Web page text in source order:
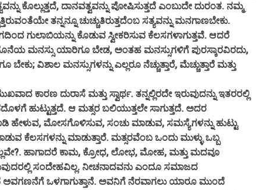
ಕೊಲ್ಲುತ್ತದೆ, ದಾನವತ್ವವನ್ನು ಪೋಷಿಸುತ್ತದೆ ಎಂಬುದೇ ದುರಂತ. ನಮ್ಮ
ತನ್ನನ್ನೂ ಚುಚ್ಚುತಿರುತ್ತದೆಂಬ ಸತ್ಯವನ್ನು ಮನಗಾಣಬೇಕು.
ಗುಲಾಬಿಯನ್ನು ಕೊಡುವ ಸ್ವೀಕರಿಸುವ ಕೆಲಸಗಳಾಗುತ್ತವೆ. ಆದರೆ
ಮನಸ್ಸು ಯಾರಿಗೂ ಬೇಡ, ಅಂತಹ ಮನಸ್ಸುಗಳಿಗೆ ಪುರಸ್ಕಾರವಿರದು,
ವಿಶಾಲ ಮನಸ್ಸುಗಳನ್ನು ಎಲ್ಲರೂ ನೆಚ್ಚುತ್ತಾರೆ, ಮೆಚ್ಚುತ್ತಾರೆ ಮತ್ತು
ದುರಾಸೆ ಮತ್ತು ಸ್ವಾರ್ಥ. ತನ್ನಲ್ಲಿರದೇ ಇರುವುದನ್ನು ಇತರರಲ್ಲಿ
ಹುಟ್ಟುತ್ತದೆ. ಆ ಮತ್ಸರ ಬಲಿಯುತ್ತಲೇ ಸಾಗುತ್ತದೆ. ಅದರ
ಹೇಳುವ, ಮೋಸಗೊಳಿಸುವ, ಸಂಚು ಮಾಡುವ, ಸಮಸ್ಯೆಗಳನ್ನು ಹುಟ್ಟು
ಕೆಲಸಗಳನ್ನು ಮಾಡುತ್ತಾರೆ. ಮತ್ಸರವೆಂಬ ಒಂದು ಮುಳ್ಳು ಒಬ್ಬ
ಹಾಗಾದರೆ ಕಾಮ, ಕ್ರೋಧ, ಲೋಭ, ಮೋಹ, ಮತ್ತು ಮದವೂ
ಸಂದೇಹವಿಲ್ಲ. ನೀಚನಾದವನು ಎಂದೂ ಸಮಾಜದ
ಒಳಗಾಗುತ್ತಾನೆ. ಅವನಿಗೆ ನೆರವಾಗಲು ಯಾರೂ ಮುಂದೆ